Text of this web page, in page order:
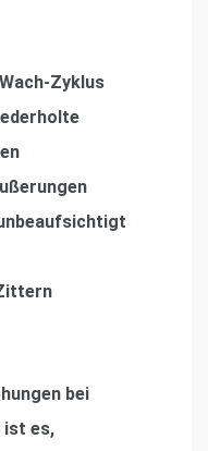
Zyklus
bei
ist es,